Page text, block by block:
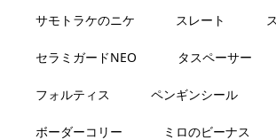
サモトラケのニケ スレート
セラミガードNEO タスペーサー
フォルティス ペンギンシール
ボーダーコリー ミロのビーナス